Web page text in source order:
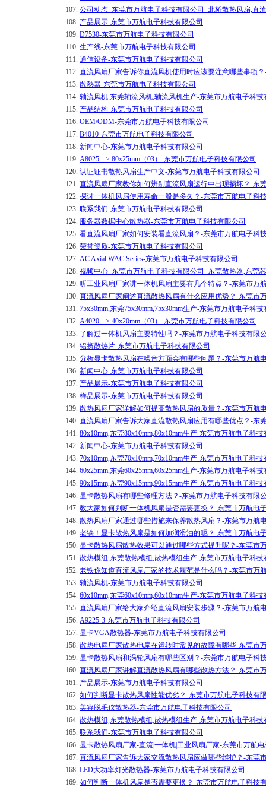
107. 公司动态_东莞市万航电子科技有限公司_北桥散热风扇,直
108. 产品展示-东莞市万航电子科技有限公司
109. D7530-东莞市万航电子科技有限公司
110. 生产线-东莞市万航电子科技有限公司
111. 通信设备-东莞市万航电子科技有限公司
112. 直流风扇厂家告诉你直流风机使用时应该要注意哪些事项
113. 散熱器-东莞市万航电子科技有限公司
114. 轴流风机,东莞轴流风机,轴流风机生产-东莞市万航电子科技
115. 产品结构-东莞市万航电子科技有限公司
116. OEM/ODM-东莞市万航电子科技有限公司
117. B4010-东莞市万航电子科技有限公司
118. 新闻中心-东莞市万航电子科技有限公司
119. A8025 --> 80x25mm（03）-东莞市万航电子科技有限公司
120. 认证证书散热风扇生产中文-东莞市万航电子科技有限公司
121. 直流风扇厂家教你如何辨别直流风扇运行中出现损坏？-东
122. 探讨一体机风扇使用寿命一般是多久？-东莞市万航电子科
123. 联系我们-东莞市万航电子科技有限公司
124. 服务器数据中心散热器-东莞市万航电子科技有限公司
125. 看直流风扇厂家如何安装看直流风扇？-东莞市万航电子科
126. 荣誉资质-东莞市万航电子科技有限公司
127. AC Axial WAC Series-东莞市万航电子科技有限公司
128. 视频中心_东莞市万航电子科技有限公司_东莞散热器,东莞
129. 听工业风扇厂家讲一体机风扇主要有几个特点？-东莞市万
130. 直流风扇厂家阐述直流散热风扇有什么应用优势？-东莞市
131. 75x30mm,东莞75x30mm,75x30mm生产-东莞市万航电子科
132. A4020 --> 40x20mm（03）-东莞市万航电子科技有限公司
133. 了解过一体机风扇主要特性吗？-东莞市万航电子科技有限
134. 铝挤散热片-东莞市万航电子科技有限公司
135. 分析显卡散热风扇在噪音方面会有哪些问题？-东莞市万航
136. 新闻中心-东莞市万航电子科技有限公司
137. 产品展示-东莞市万航电子科技有限公司
138. 样品展示-东莞市万航电子科技有限公司
139. 散热风扇厂家详解如何提高散热风扇的质量？-东莞市万航
140. 直流风扇厂家告诉大家直流散热风扇应用有哪些优点？-东
141. 80x10mm,东莞80x10mm,80x10mm生产-东莞市万航电子科
142. 新闻中心-东莞市万航电子科技有限公司
143. 70x10mm,东莞70x10mm,70x10mm生产-东莞市万航电子科
144. 60x25mm,东莞60x25mm,60x25mm生产-东莞市万航电子科
145. 90x15mm,东莞90x15mm,90x15mm生产-东莞市万航电子科
146. 显卡散热风扇有哪些修理方法？-东莞市万航电子科技有限
147. 教大家如何判断一体机风扇是否需要更换？-东莞市万航电
148. 散热风扇厂家通过哪些措施来保养散热风扇？-东莞市万航
149. 老铁！显卡散热风扇是如何加润滑油的呢？-东莞市万航电
150. 显卡散热风扇散热效果可以通过哪些方式提升呢？-东莞市
151. 散热模组,东莞散热模组,散热模组生产-东莞市万航电子科技
152. 老铁你知道​直流风扇厂家的技术规范是什么吗？-东莞市万
153. 轴流风机-东莞市万航电子科技有限公司
154. 60x10mm,东莞60x10mm,60x10mm生产-东莞市万航电子科
155. 直流风扇厂家给大家介绍直流风扇安装步骤？-东莞市万航
156. A9225-3-东莞市万航电子科技有限公司
157. 显卡VGA散热器-东莞市万航电子科技有限公司
158. 散热电扇厂家散热电扇在运转时常见的故障有哪些-东莞市
159. 显卡散热风扇和涡轮风扇有哪些区别？-东莞市万航电子科
160. 直流风扇厂家讲解直流散热风扇有哪些散热方法？-东莞市
161. 产品展示-东莞市万航电子科技有限公司
162. 如何判断显卡散热风扇性能优劣？-东莞市万航电子科技有
163. 美容脱毛仪散热器-东莞市万航电子科技有限公司
164. 散热模组,东莞散热模组,散热模组生产-东莞市万航电子科技
165. 联系我们-东莞市万航电子科技有限公司
166. 显卡散热风扇厂家-直流|一体机|工业风扇厂家-东莞市万航
167. 直流风扇厂家告诉大家交流散热风扇应做哪些维护？-东莞
168. LED大功率灯光散热器-东莞市万航电子科技有限公司
169. 如何判断一体机风扇是否需要更换？-东莞市万航电子科技